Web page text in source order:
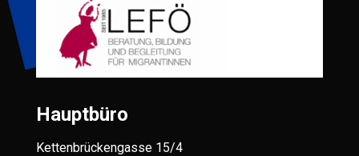
Hauptbüro
Kettenbrückengasse 15/4